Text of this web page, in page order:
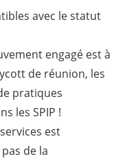
avec le statut
engagé est à
de réunion, les
pratiques
les SPIP !
est
de la